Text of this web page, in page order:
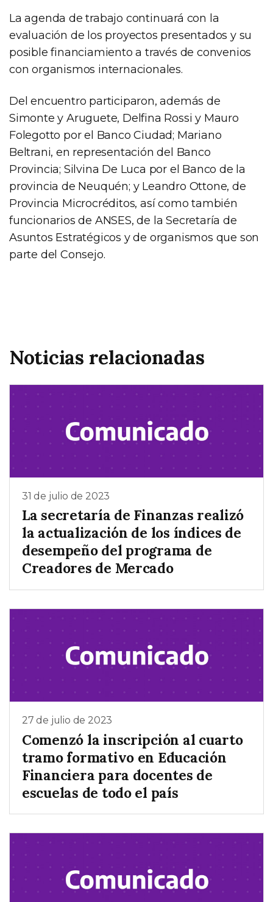
La agenda de trabajo continuará con la
evaluación de los proyectos presentados y su
posible financiamiento a través de convenios
con organismos internacionales.
Del encuentro participaron, además de
Simonte y Aruguete, Delfina Rossi y Mauro
Folegotto por el Banco Ciudad; Mariano
Beltrani, en representación del Banco
Provincia; Silvina De Luca por el Banco de la
provincia de Neuquén; y Leandro Ottone, de
Provincia Microcréditos, así como también
funcionarios de ANSES, de la Secretaría de
Asuntos Estratégicos y de organismos que son
parte del Consejo.
Noticias relacionadas
31 de julio de 2023
La secretaría de Finanzas realizó
la actualización de los índices de
desempeño del programa de
Creadores de Mercado
27 de julio de 2023
Comenzó la inscripción al cuarto
tramo formativo en Educación
Financiera para docentes de
escuelas de todo el país